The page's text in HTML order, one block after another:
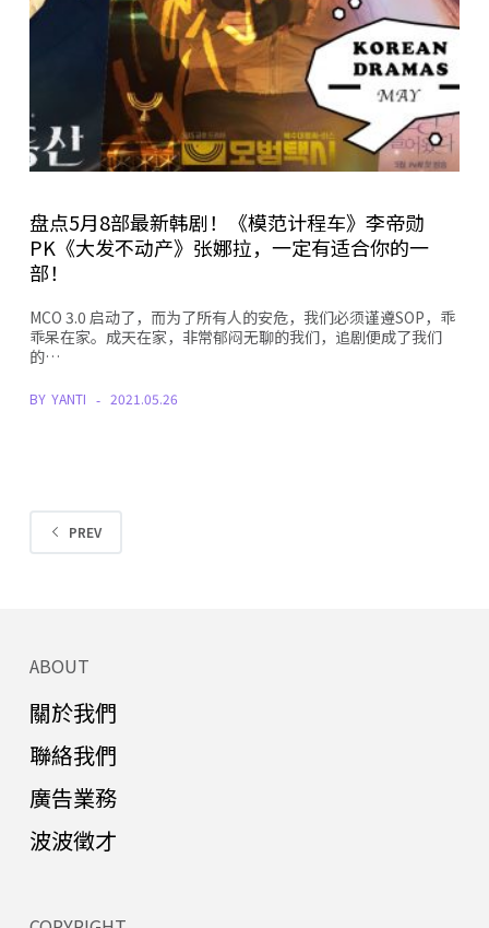
盘点5月8部最新韩剧！《模范计程车》李帝勋
PK《大发不动产》张娜拉，一定有适合你的一
部！
MCO 3.0 启动了，而为了所有人的安危，我们必须谨遵SOP，乖
乖呆在家。成天在家，非常郁闷无聊的我们，追剧便成了我们
的…
BY YANTI 2021.05.26
PREV
ABOUT
關於我們
聯絡我們
廣告業務
波波徵才